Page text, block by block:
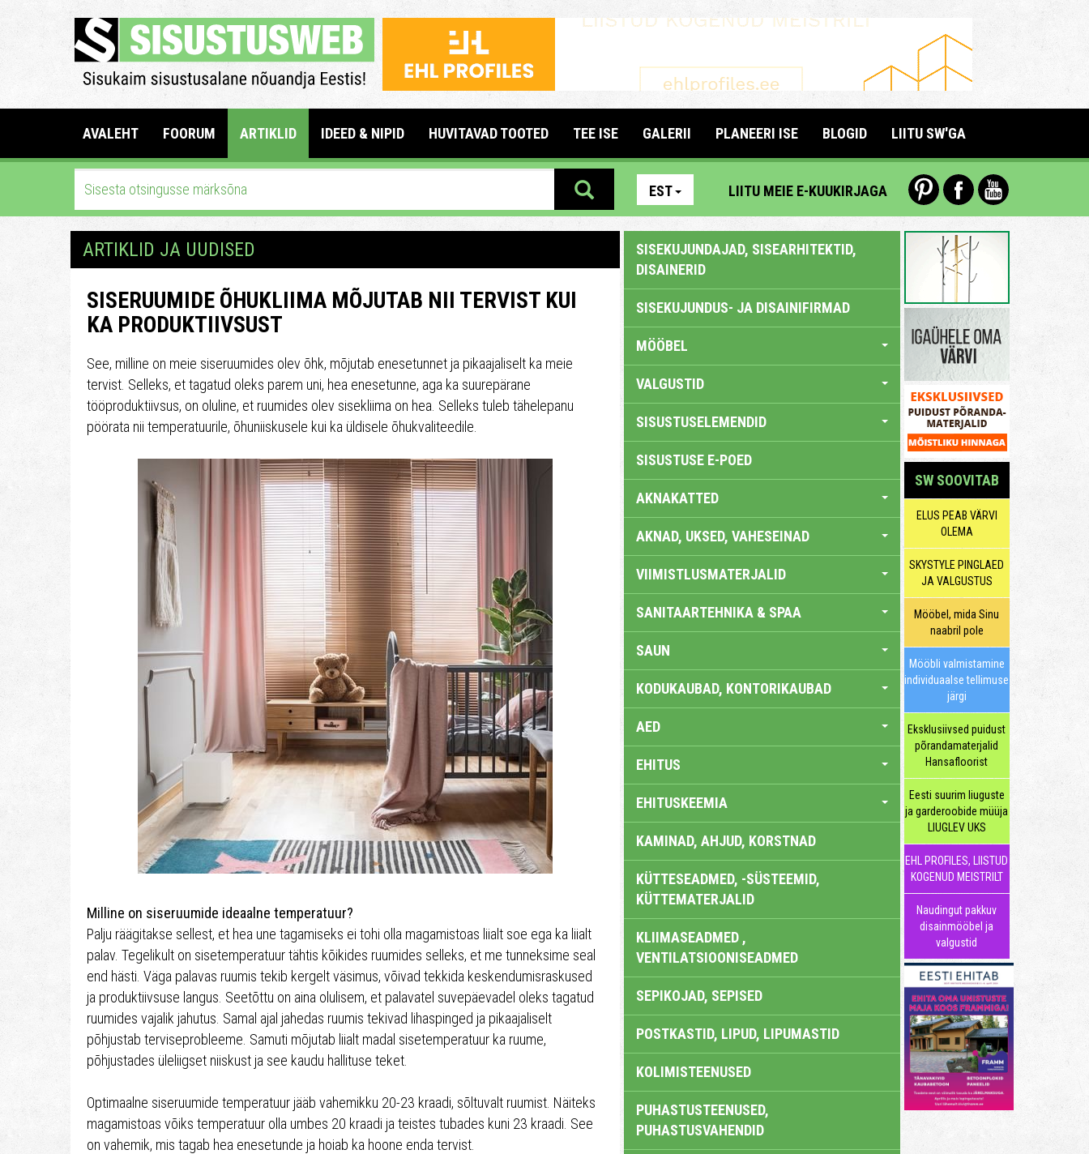
AVALEHT FOORUM ARTIKLID IDEED & NIPID HUVITAVAD TOOTED TEE ISE GALERII PLANEERI ISE BLOGID LIITU SW'GA
EST LIITU MEIE E-KUUKIRJAGA
ARTIKLID JA UUDISED
SISERUUMIDE ÕHUKLIIMA MÕJUTAB NII TERVIST KUI
KA PRODUKTIIVSUST
See, milline on meie siseruumides olev õhk, mõjutab enesetunnet ja pikaajaliselt ka meie
tervist. Selleks, et tagatud oleks parem uni, hea enesetunne, aga ka suurepärane
tööproduktiivsus, on oluline, et ruumides olev sisekliima on hea. Selleks tuleb tähelepanu
pöörata nii temperatuurile, õhuniiskusele kui ka üldisele õhukvaliteedile.
Milline on siseruumide ideaalne temperatuur?
Palju räägitakse sellest, et hea une tagamiseks ei tohi olla magamistoas liialt soe ega ka liialt
palav. Tegelikult on sisetemperatuur tähtis kõikides ruumides selleks, et me tunneksime seal
end hästi. Väga palavas ruumis tekib kergelt väsimus, võivad tekkida keskendumisraskused
ja produktiivsuse langus. Seetõttu on aina olulisem, et palavatel suvepäevadel oleks tagatud
ruumides vajalik jahutus. Samal ajal jahedas ruumis tekivad lihaspinged ja pikaajaliselt
põhjustab terviseprobleeme. Samuti mõjutab liialt madal sisetemperatuur ka ruume,
põhjustades üleliigset niiskust ja see kaudu hallituse teket.
Optimaalne siseruumide temperatuur jääb vahemikku 20-23 kraadi, sõltuvalt ruumist. Näiteks
magamistoas võiks temperatuur olla umbes 20 kraadi ja teistes tubades kuni 23 kraadi. See
on vahemik, mis tagab hea enesetunde ja hoiab ka hoone enda tervist.
SISEKUJUNDAJAD, SISEARHITEKTID,
DISAINERID
SISEKUJUNDUS- JA DISAINIFIRMAD
MÖÖBEL
VALGUSTID
SISUSTUSELEMENDID
SISUSTUSE E-POED
AKNAKATTED
AKNAD, UKSED, VAHESEINAD
VIIMISTLUSMATERJALID
SANITAARTEHNIKA & SPAA
SAUN
KODUKAUBAD, KONTORIKAUBAD
AED
EHITUS
EHITUSKEEMIA
KAMINAD, AHJUD, KORSTNAD
KÜTTESEADMED, -SÜSTEEMID,
KÜTTEMATERJALID
KLIIMASEADMED ,
VENTILATSIOONISEADMED
SEPIKOJAD, SEPISED
POSTKASTID, LIPUD, LIPUMASTID
KOLIMISTEENUSED
PUHASTUSTEENUSED,
PUHASTUSVAHENDID
SW SOOVITAB
ELUS PEAB VÄRVI
OLEMA
SKYSTYLE PINGLAED
JA VALGUSTUS
Mööbel, mida Sinu
naabril pole
Mööbli valmistamine
individuaalse tellimuse
järgi
Eksklusiivsed puidust
põrandamaterjalid
Hansafloorist
Eesti suurim liuguste
ja garderoobide müüja
LIUGLEV UKS
EHL PROFILES, LIISTUD
KOGENUD MEISTRILT
Naudingut pakkuv
disainmööbel ja
valgustid